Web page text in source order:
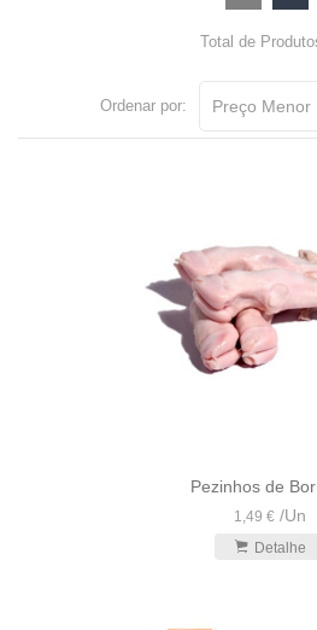
Total de
Ordenar por: Preço Menor
Pezinhos de
1,49 € /Un
Detalhe